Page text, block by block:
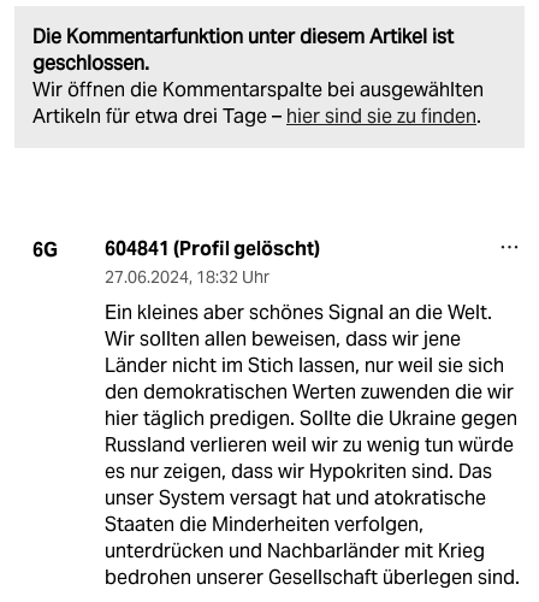
Die Kommentarfunktion unter diesem Artikel ist
geschlossen.
Wir öffnen die Kommentarspalte bei ausgewählten
Artikeln für etwa drei Tage – hier sind sie zu finden.
6G 604841 (Profil gelöscht)
27.06.2024, 18:32 Uhr
Ein kleines aber schönes Signal an die Welt.
Wir sollten allen beweisen, dass wir jene
Länder nicht im Stich lassen, nur weil sie sich
den demokratischen Werten zuwenden die wir
hier täglich predigen. Sollte die Ukraine gegen
Russland verlieren weil wir zu wenig tun würde
es nur zeigen, dass wir Hypokriten sind. Das
unser System versagt hat und atokratische
Staaten die Minderheiten verfolgen,
unterdrücken und Nachbarländer mit Krieg
bedrohen unserer Gesellschaft überlegen sind.